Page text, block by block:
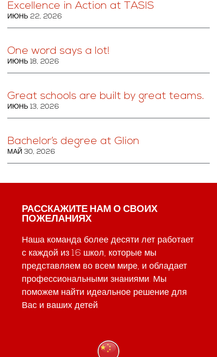
Excellence in Action at TASIS
ИЮНЬ 22, 2026
One word says a lot!
ИЮНЬ 18, 2026
Great schools are built by great teams.
ИЮНЬ 13, 2026
Bachelor’s degree at Glion
МАЙ 30, 2026
РАССКАЖИТЕ НАМ О СВОИХ
ПОЖЕЛАНИЯХ
Наша команда более десяти лет работает
с каждой из 16 школ, которые мы
представляем во всем мире, и обладает
профессиональными знаниями. Мы
поможем найти идеальное решение для
Вас и ваших детей.